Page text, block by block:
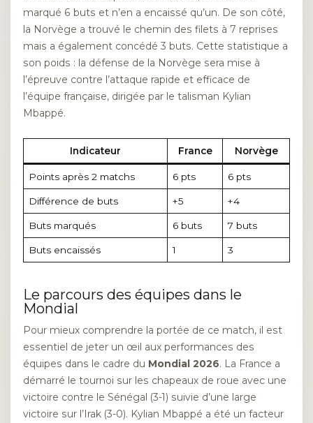
marqué 6 buts et n’en a encaissé qu’un. De son côté,
la Norvège a trouvé le chemin des filets à 7 reprises
mais a également concédé 3 buts. Cette statistique a
son poids : la défense de la Norvège sera mise à
l’épreuve contre l’attaque rapide et efficace de
l’équipe française, dirigée par le talisman Kylian
Mbappé.
Indicateur France Norvège
Points après 2 matchs 6 pts 6 pts
Différence de buts +5 +4
Buts marqués 6 buts 7 buts
Buts encaissés 1 3
Le parcours des équipes dans le
Mondial
Pour mieux comprendre la portée de ce match, il est
essentiel de jeter un œil aux performances des
équipes dans le cadre du Mondial 2026. La France a
démarré le tournoi sur les chapeaux de roue avec une
victoire contre le Sénégal (3-1) suivie d’une large
victoire sur l’Irak (3-0). Kylian Mbappé a été un facteur